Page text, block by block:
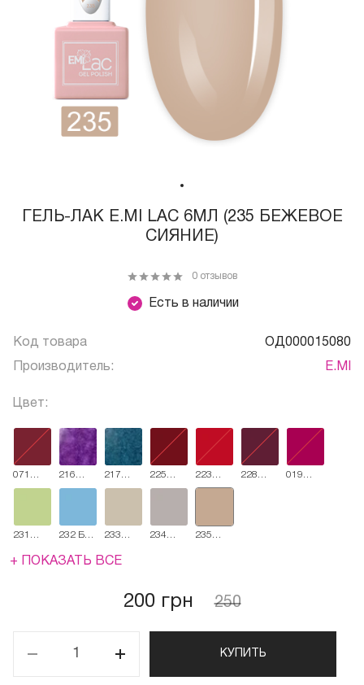
ГЕЛЬ-ЛАК E.MI LAC 6МЛ (235 БЕЖЕВОЕ
СИЯНИЕ)
Есть в наличии
0 отзывов
Код товара ОД000015080
Производитель: E.MI
Цвет:
071
Мерло
216
Пятничный
217
План Б
225
История
223
Мулен
228
019
231
солнце
232 Блю
233
жилет
234
235
+ ПОКАЗАТЬ ВСЕ
200 грн 250
КУПИТЬ